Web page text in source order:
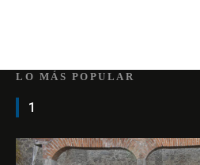
LO MÁS POPULAR
1